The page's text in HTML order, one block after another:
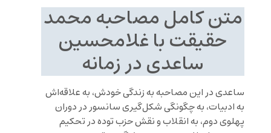
متن کامل مصاحبه محمد
حقیقت با غلامحسین
ساعدی در زمانه
ساعدی در این مصاحبه به زندگی خودش، به علاقه‌اش
به ادبیات، به چگونگی شکل‌گیری سانسور در دوران
پهلوی دوم، به انقلاب و نقش حزب توده در تحکیم